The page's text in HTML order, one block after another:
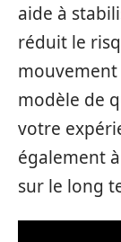
aide à
réduit le
mouvement
modèle de
votre
également
sur le long